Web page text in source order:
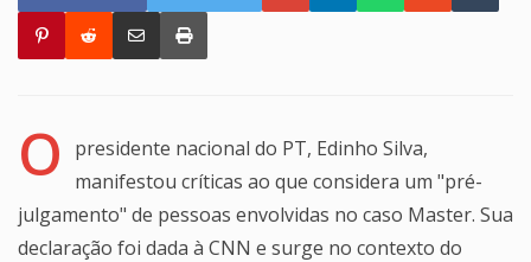
O
presidente nacional do PT, Edinho Silva,
manifestou críticas ao que considera um "pré-
julgamento" de pessoas envolvidas no caso Master. Sua
declaração foi dada à CNN e surge no contexto do